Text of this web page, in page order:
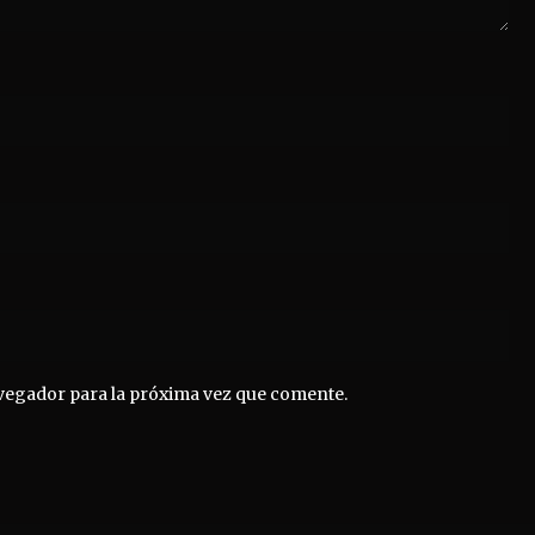
para la próxima vez que comente.